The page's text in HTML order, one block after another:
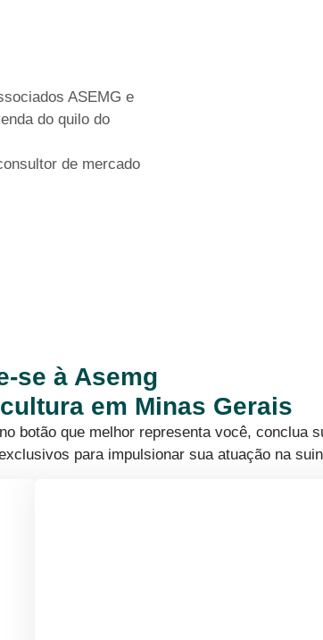
ASEMG e
do quilo do
de mercado
se à Asemg
em Minas Gerais
botão que melhor representa você, conclua
para impulsionar sua atuação na